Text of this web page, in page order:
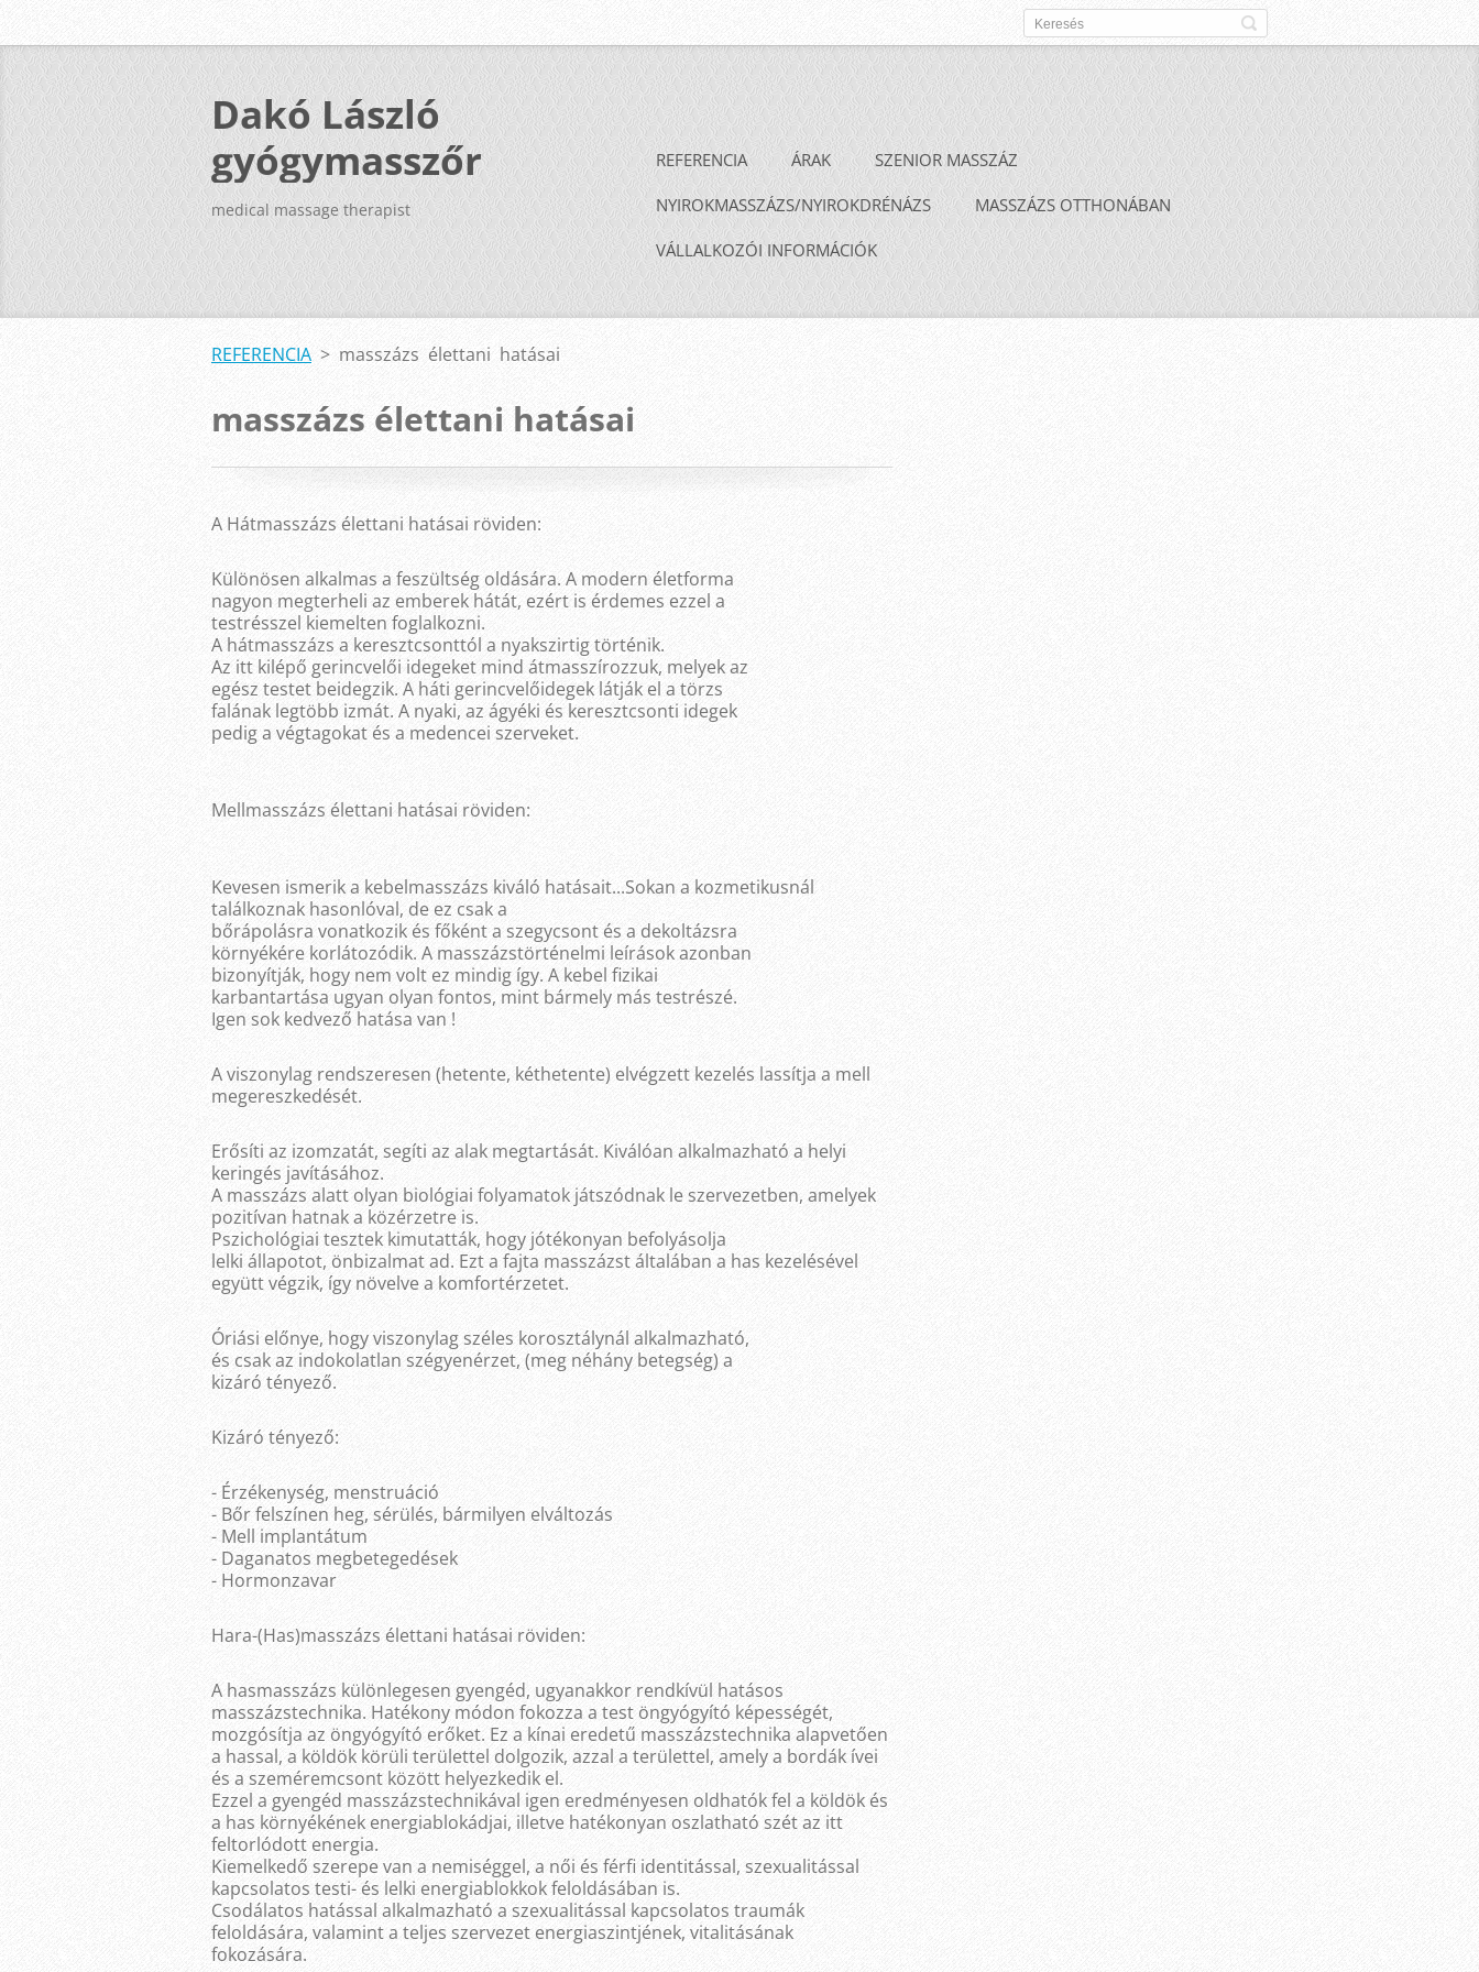
Dakó László
gyógymasszőr
medical massage therapist
REFERENCIA ÁRAK SZENIOR MASSZÁZ
NYIROKMASSZÁZS/NYIROKDRÉNÁZS MASSZÁZS OTTHONÁBAN
VÁLLALKOZÓI INFORMÁCIÓK
REFERENCIA > masszázs élettani hatásai
masszázs élettani hatásai
A Hátmasszázs élettani hatásai röviden:
Különösen alkalmas a feszültség oldására. A modern életforma
nagyon megterheli az emberek hátát, ezért is érdemes ezzel a
testrésszel kiemelten foglalkozni.
A hátmasszázs a keresztcsonttól a nyakszirtig történik.
Az itt kilépő gerincvelői idegeket mind átmasszírozzuk, melyek az
egész testet beidegzik. A háti gerincvelőidegek látják el a törzs
falának legtöbb izmát. A nyaki, az ágyéki és keresztcsonti idegek
pedig a végtagokat és a medencei szerveket.
Mellmasszázs élettani hatásai röviden:
Kevesen ismerik a kebelmasszázs kiváló hatásait...Sokan a kozmetikusnál
találkoznak hasonlóval, de ez csak a
bőrápolásra vonatkozik és főként a szegycsont és a dekoltázsra
környékére korlátozódik. A masszázstörténelmi leírások azonban
bizonyítják, hogy nem volt ez mindig így. A kebel fizikai
karbantartása ugyan olyan fontos, mint bármely más testrészé.
Igen sok kedvező hatása van !
A viszonylag rendszeresen (hetente, kéthetente) elvégzett kezelés lassítja a mell
megereszkedését.
Erősíti az izomzatát, segíti az alak megtartását. Kiválóan alkalmazható a helyi
keringés javításához.
A masszázs alatt olyan biológiai folyamatok játszódnak le szervezetben, amelyek
pozitívan hatnak a közérzetre is.
Pszichológiai tesztek kimutatták, hogy jótékonyan befolyásolja
lelki állapotot, önbizalmat ad. Ezt a fajta masszázst általában a has kezelésével
együtt végzik, így növelve a komfortérzetet.
Óriási előnye, hogy viszonylag széles korosztálynál alkalmazható,
és csak az indokolatlan szégyenérzet, (meg néhány betegség) a
kizáró tényező.
Kizáró tényező:
- Érzékenység, menstruáció
- Bőr felszínen heg, sérülés, bármilyen elváltozás
- Mell implantátum
- Daganatos megbetegedések
- Hormonzavar
Hara-(Has)masszázs élettani hatásai röviden:
A hasmasszázs különlegesen gyengéd, ugyanakkor rendkívül hatásos
masszázstechnika. Hatékony módon fokozza a test öngyógyító képességét,
mozgósítja az öngyógyító erőket. Ez a kínai eredetű masszázstechnika alapvetően
a hassal, a köldök körüli területtel dolgozik, azzal a területtel, amely a bordák ívei
és a szeméremcsont között helyezkedik el.
Ezzel a gyengéd masszázstechnikával igen eredményesen oldhatók fel a köldök és
a has környékének energiablokádjai, illetve hatékonyan oszlatható szét az itt
feltorlódott energia.
Kiemelkedő szerepe van a nemiséggel, a női és férfi identitással, szexualitással
kapcsolatos testi- és lelki energiablokkok feloldásában is.
Csodálatos hatással alkalmazható a szexualitással kapcsolatos traumák
feloldására, valamint a teljes szervezet energiaszintjének, vitalitásának
fokozására.